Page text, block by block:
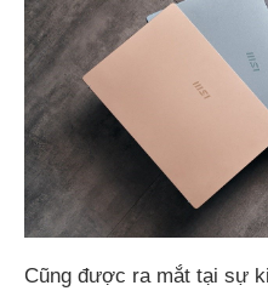
Cũng được ra mắt tại sự